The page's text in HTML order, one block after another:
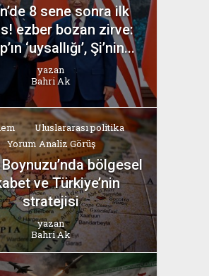
8 sene sonra ilk
ezber bozan zirve:
‘uysallığı’, Şi’nin...
yazan
Bahri Ak
Uluslararası politika
Yorum Analiz Görüş
bölgesel
ve Türkiye’nin
stratejisi
yazan
Bahri Ak